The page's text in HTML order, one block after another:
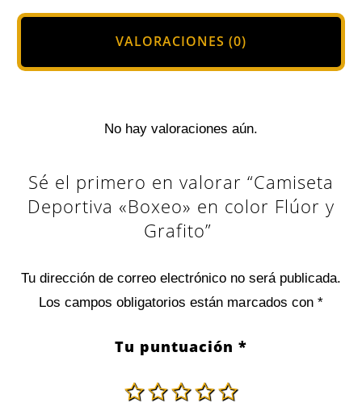
VALORACIONES (0)
No hay valoraciones aún.
Sé el primero en valorar “Camiseta
Deportiva «Boxeo» en color Flúor y
Grafito”
Tu dirección de correo electrónico no será publicada.
Los campos obligatorios están marcados con *
Tu puntuación *